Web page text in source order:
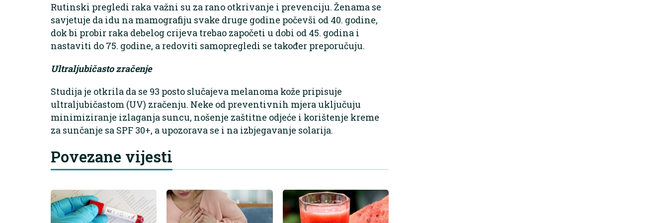
Rutinski pregledi raka važni su za rano otkrivanje i prevenciju. Ženama se
savjetuje da idu na mamografiju svake druge godine počevši od 40. godine,
dok bi probir raka debelog crijeva trebao započeti u dobi od 45. godina i
nastaviti do 75. godine, a redoviti samopregledi se također preporučuju.
Ultraljubičasto zračenje
Studija je otkrila da se 93 posto slučajeva melanoma kože pripisuje
ultraljubičastom (UV) zračenju. Neke od preventivnih mjera uključuju
minimiziranje izlaganja suncu, nošenje zaštitne odjeće i korištenje kreme
za sunčanje sa SPF 30+, a upozorava se i na izbjegavanje solarija.
Povezane vijesti